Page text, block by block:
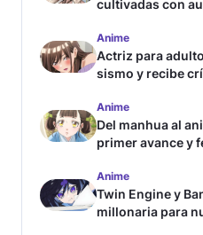
cultivadas con
Anime
Actriz para
sismo y recibe
Anime
Del manhua al
primer avance y
Anime
Twin Engine y
millonaria para